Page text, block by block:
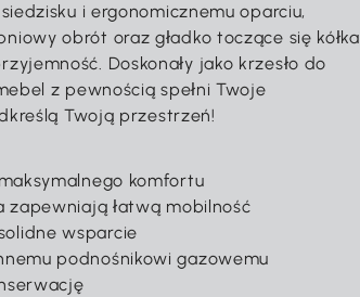
i ergonomicznemu oparciu,
obrót oraz gładko toczące się kółka
Doskonały jako krzesło do
z pewnością spełni Twoje
Twoją przestrzeń!
komfortu
zapewniają łatwą mobilność
wsparcie
podnośnikowi gazowemu